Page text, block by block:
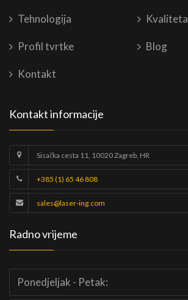
Tehnologija Kvaliteta
Profil tvrtke Blog
Kontakt
Kontakt informacije
Sisačka cesta 11, 10020 Zagreb, HR
+385 (1) 65 46 808
sales@laser-ing.com
Radno vrijeme
Ponedjeljak - Petak: